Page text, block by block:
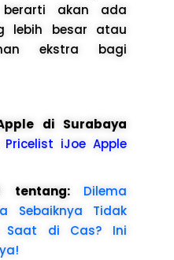
berarti akan ada
lebih besar atau
ekstra bagi
di Surabaya
Pricelist iJoe Apple
tentang: Dilema
Sebaiknya Tidak
Saat di Cas? Ini